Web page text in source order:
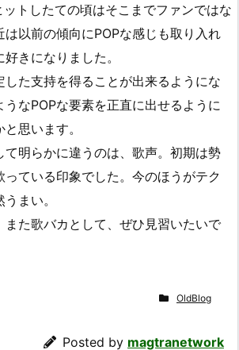
ットしたての頃はそこまでファンではな
以前の傾向にPOPな感じも取り入れ
きになりました。
した支持を得ることが出来るようにな
うなPOPな要素を正直に出せるように
思います。
て明らかに違うのは、歌声。初期は勢
っている印象でした。今のほうがテク
まい。
また歌バカとして、ぜひ見習いたいで
OldBlog
Posted by magtranetwork